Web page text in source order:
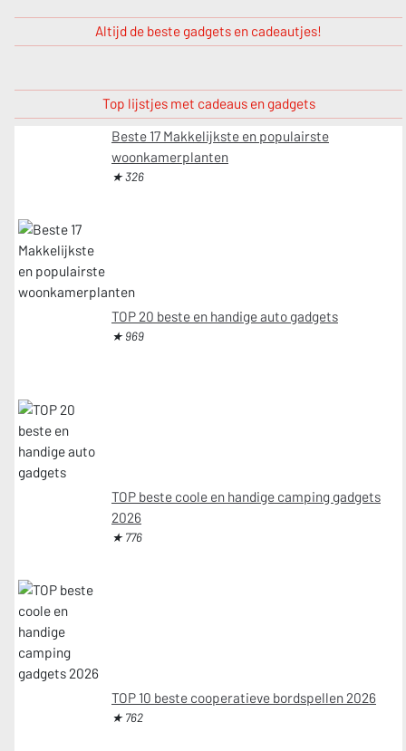
Altijd de beste gadgets en cadeautjes!
Top lijstjes met cadeaus en gadgets
Beste 17 Makkelijkste en populairste
woonkamerplanten
★ 326
TOP 20 beste en handige auto gadgets
★ 969
TOP beste coole en handige camping gadgets
2026
★ 776
TOP 10 beste cooperatieve bordspellen 2026
★ 762